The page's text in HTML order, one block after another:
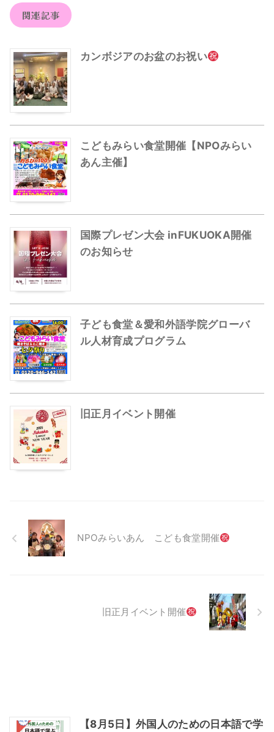
関連記事
カンボジアのお盆のお祝い
こどもみらい食堂開催【NPOみらい
あん主催】
国際プレゼン大会 inFUKUOKA開催
のお知らせ
子ども食堂＆愛和外語学院グローバ
ル人材育成プログラム
旧正月イベント開催
NPOみらいあん こども食堂開催
旧正月イベント開催
【8月5日】外国人のための日本語で学